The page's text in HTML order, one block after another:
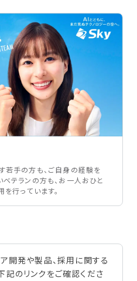
若手の方も、ご自身の経験を
テランの方も、お一人おひと
行っています。
開発や製品、採用に関する
記のリンクをご確認くださ